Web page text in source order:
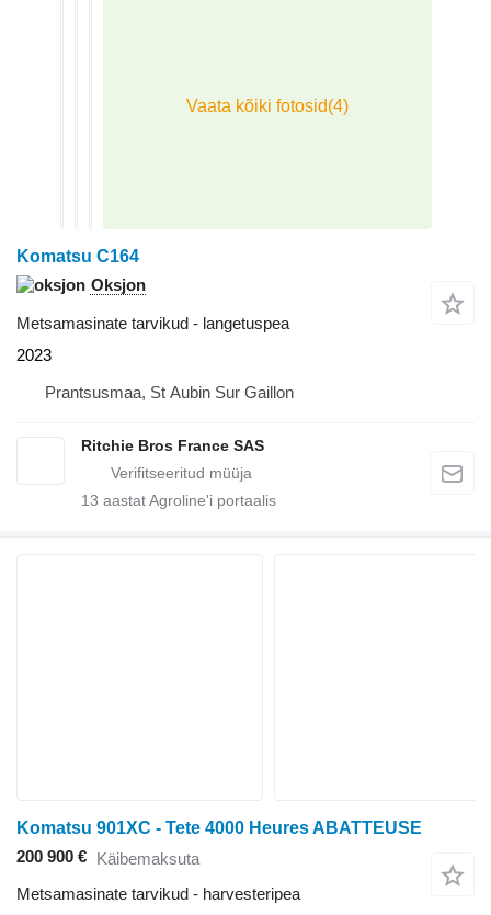
Komatsu C164
Oksjon
Metsamasinate tarvikud - langetuspea
2023
Prantsusmaa, St Aubin Sur Gaillon
Ritchie Bros France SAS
13 aastat Agroline'i portaalis
Komatsu 901XC - Tete 4000 Heures ABATTEUSE
200 900 € Käibemaksuta
Metsamasinate tarvikud - harvesteripea